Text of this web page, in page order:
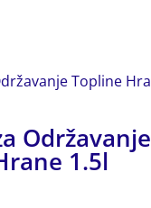
Održavanje
1.5l